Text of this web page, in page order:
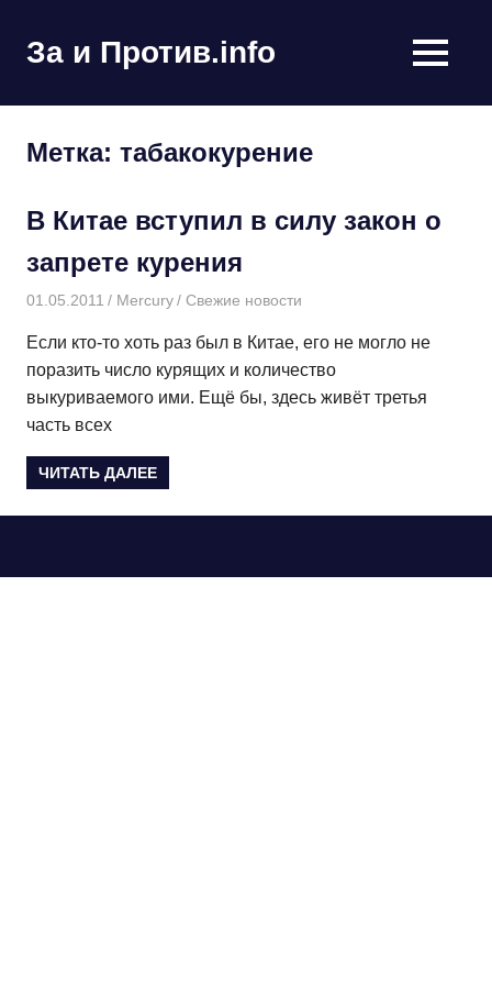
перейти
За и Против.info
мира
MENU
Метка:табакокурение
В Китае вступил в силу закон
о запрете курения
01.05.2011 Mercury Свежие новости
Если кто-то хоть раз был в Китае, его не могло не
поразить число курящих и количество
выкуриваемого ими. Ещё бы, здесь живёт третья
часть всех
ЧИТАТЬ ДАЛЕЕ